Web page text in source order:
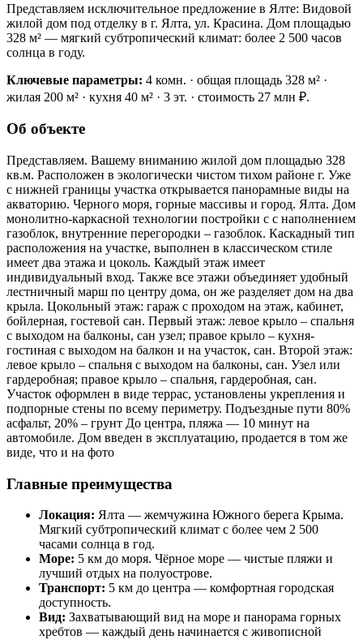
Представляем исключительное предложение в Ялте: Видовой
жилой дом под отделку в г. Ялта, ул. Красина. Дом площадью
328 м² — мягкий субтропический климат: более 2 500 часов
солнца в году.
Ключевые параметры: 4 комн. · общая площадь 328 м² ·
жилая 200 м² · кухня 40 м² · 3 эт. · стоимость 27 млн ₽.
Об объекте
Представляем. Вашему вниманию жилой дом площадью 328
кв.м. Расположен в экологически чистом тихом районе г. Уже
с нижней границы участка открывается панорамные виды на
акваторию. Черного моря, горные массивы и город. Ялта. Дом
монолитно-каркасной технологии постройки с с наполнением
газоблок, внутренние перегородки – газоблок. Каскадный тип
расположения на участке, выполнен в классическом стиле
имеет два этажа и цоколь. Каждый этаж имеет
индивидуальный вход. Также все этажи объединяет удобный
лестничный марш по центру дома, он же разделяет дом на два
крыла. Цокольный этаж: гараж с проходом на этаж, кабинет,
бойлерная, гостевой сан. Первый этаж: левое крыло – спальня
с выходом на балконы, сан узел; правое крыло – кухня-
гостиная с выходом на балкон и на участок, сан. Второй этаж:
левое крыло – спальня с выходом на балконы, сан. Узел или
гардеробная; правое крыло – спальня, гардеробная, сан.
Участок оформлен в виде террас, установлены укрепления и
подпорные стены по всему периметру. Подъездные пути 80%
асфальт, 20% – грунт До центра, пляжа — 10 минут на
автомобиле. Дом введен в эксплуатацию, продается в том же
виде, что и на фото
Главные преимущества
Локация: Ялта — жемчужина Южного берега Крыма.
Мягкий субтропический климат с более чем 2 500
часами солнца в год.
Море: 5 км до моря. Чёрное море — чистые пляжи и
лучший отдых на полуострове.
Транспорт: 5 км до центра — комфортная городская
доступность.
Вид: Захватывающий вид на море и панорама горных
хребтов — каждый день начинается с живописной